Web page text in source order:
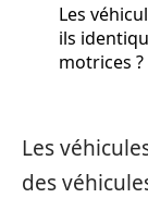
Les
ils
motrices ?
Les
des